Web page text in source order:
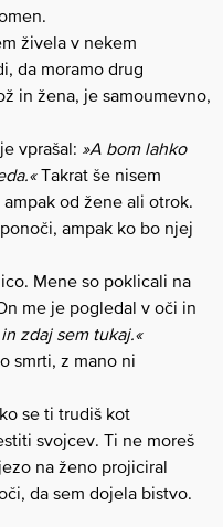
živela v nekem
da moramo drug
in žena, je samoumevno,
vprašal: »A bom lahko
Takrat še nisem
od žene ali otrok.
ampak ko bo njej
Mene so poklicali na
me je pogledal v oči in
zdaj sem tukaj.«
smrti, z mano ni
se ti trudiš kot
svojcev. Ti ne moreš
na ženo projiciral
da sem dojela bistvo.